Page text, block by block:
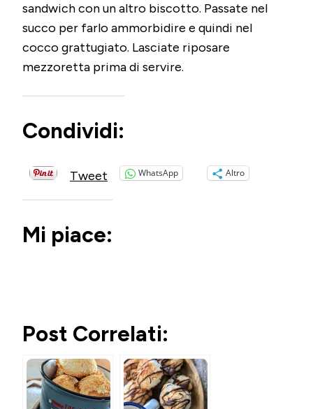
sandwich con un altro biscotto. Passate nel
succo per farlo ammorbidire e quindi nel
cocco grattugiato. Lasciate riposare
mezzoretta prima di servire.
Condividi:
Tweet WhatsApp Altro
Mi piace:
Post Correlati: